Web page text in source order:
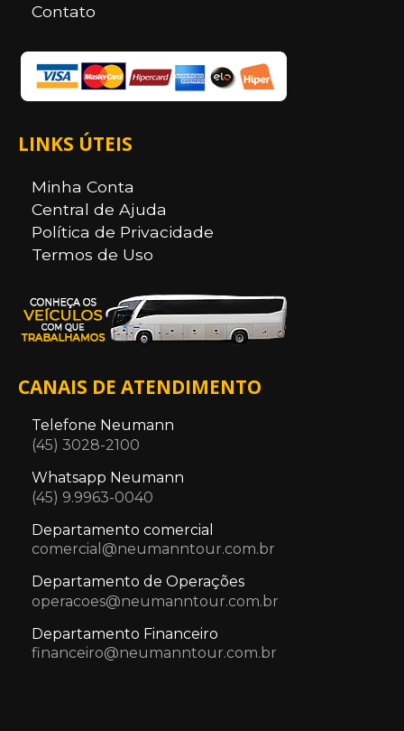
Contato
LINKS ÚTEIS
Minha Conta
Central de Ajuda
Política de Privacidade
Termos de Uso
CANAIS DE ATENDIMENTO
Telefone Neumann
(45) 3028-2100
Whatsapp Neumann
(45) 9.9963-0040
Departamento comercial
comercial@neumanntour.com.br
Departamento de Operações
operacoes@neumanntour.com.br
Departamento Financeiro
financeiro@neumanntour.com.br